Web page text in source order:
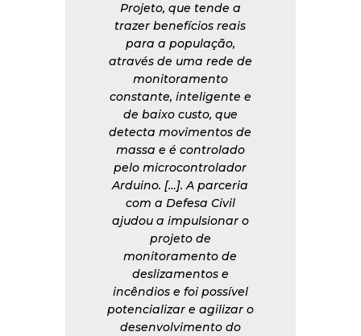
Projeto, que tende a
trazer benefícios reais
para a população,
através de uma rede de
monitoramento
constante, inteligente e
de baixo custo, que
detecta movimentos de
massa e é controlado
pelo microcontrolador
Arduino. […]. A parceria
com a Defesa Civil
ajudou a impulsionar o
projeto de
monitoramento de
deslizamentos e
incêndios e foi possível
potencializar e agilizar o
desenvolvimento do